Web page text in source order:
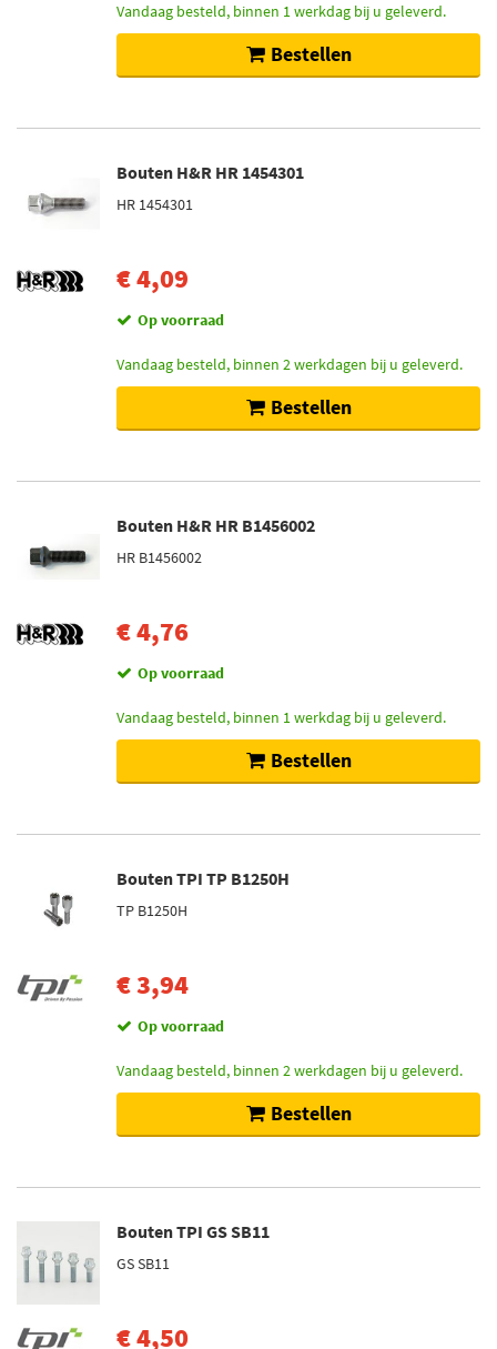
Vandaag besteld, binnen 1 werkdag bij u geleverd.
Bestellen
Bouten H&R HR 1454301
HR 1454301
€ 4,09
Op voorraad
Vandaag besteld, binnen 2 werkdagen bij u geleverd.
Bestellen
Bouten H&R HR B1456002
HR B1456002
€ 4,76
Op voorraad
Vandaag besteld, binnen 1 werkdag bij u geleverd.
Bestellen
Bouten TPI TP B1250H
TP B1250H
€ 3,94
Op voorraad
Vandaag besteld, binnen 2 werkdagen bij u geleverd.
Bestellen
Bouten TPI GS SB11
GS SB11
€ 4,50